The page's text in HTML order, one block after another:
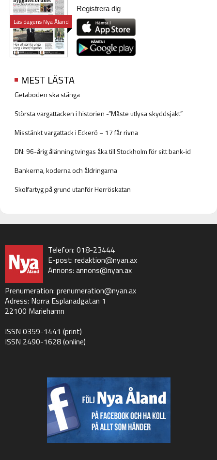
Läs dagens Nya Åland
Registrera dig
MEST LÄSTA
Getaboden ska stänga
Största vargattacken i historien -”Måste utlysa skyddsjakt”
Misstänkt vargattack i Eckerö – 17 får rivna
DN: 96-årig ålänning tvingas åka till Stockholm för sitt bank-id
Bankerna, koderna och åldringarna
Skolfartyg på grund utanför Herröskatan
Telefon: 018-23444
E-post: redaktion@nyan.ax
Annons: annons@nyan.ax
Prenumeration: prenumeration@nyan.ax
Adress: Norra Esplanadgatan 1
22100 Mariehamn
ISSN 0359-1441 (print)
ISSN 2490-1628 (online)